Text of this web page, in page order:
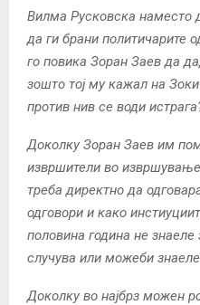
Вилма Русковска наместо
да ги брани политичарите
го повика Зоран Заев да
зошто тој му кажал на
против нив се води
Доколку Зоран Заев им
извршители во
треба директно да
одговори и како
половина година не знаеле
случува или можеби
Доколку во најбрз можен